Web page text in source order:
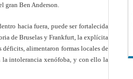
gran Ben Anderson.
hacia fuera, puede ser fortalecida
de Bruselas y Frankfurt, la explícita
alimentaron formas locales de
la intolerancia xenófoba, y con ello la